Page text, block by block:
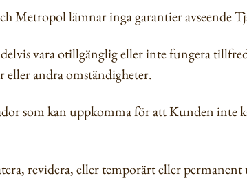
Metropol lämnar inga garantier avseende
vara otillgänglig eller inte fungera
andra omständigheter.
som kan uppkomma för att Kunden inte
revidera, eller temporärt eller